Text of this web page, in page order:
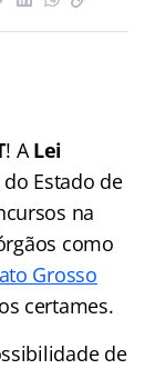
! ALei
do Estado de
na
como
Grosso
certames.
de